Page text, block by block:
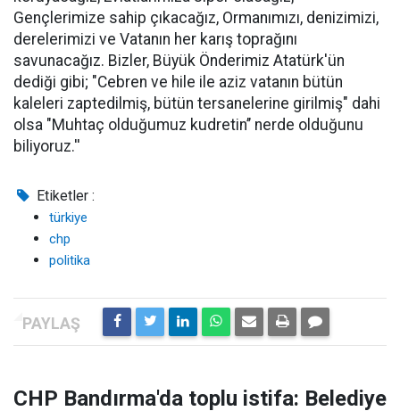
Gençlerimize sahip çıkacağız, Ormanımızı, denizimizi,
derelerimizi ve Vatanın her karış toprağını
savunacağız. Bizler, Büyük Önderimiz Atatürk'ün
dediği gibi; "Cebren ve hile ile aziz vatanın bütün
kaleleri zaptedilmiş, bütün tersanelerine girilmiş" dahi
olsa "Muhtaç olduğumuz kudretin’’ nerde olduğunu
biliyoruz.''
Etiketler :
türkiye
chp
politika
CHP Bandırma'da toplu istifa: Belediye